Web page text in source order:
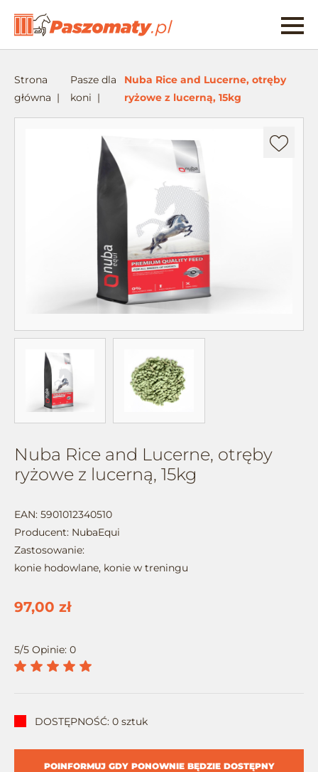
Strona
główna
Pasze dla
koni
Nuba Rice and Lucerne, otręby
ryżowe z lucerną, 15kg
Dodaj
do
Nuba Rice and Lucerne, otręby
ryżowe z lucerną, 15kg
EAN: 5901012340510
Producent: NubaEqui
Zastosowanie:
konie hodowlane, konie w treningu
97,00 zł
5/5 Opinie: 0
DOSTĘPNOŚĆ: 0 sztuk
POINFORMUJ GDY PONOWNIE BĘDZIE DOSTĘPNY